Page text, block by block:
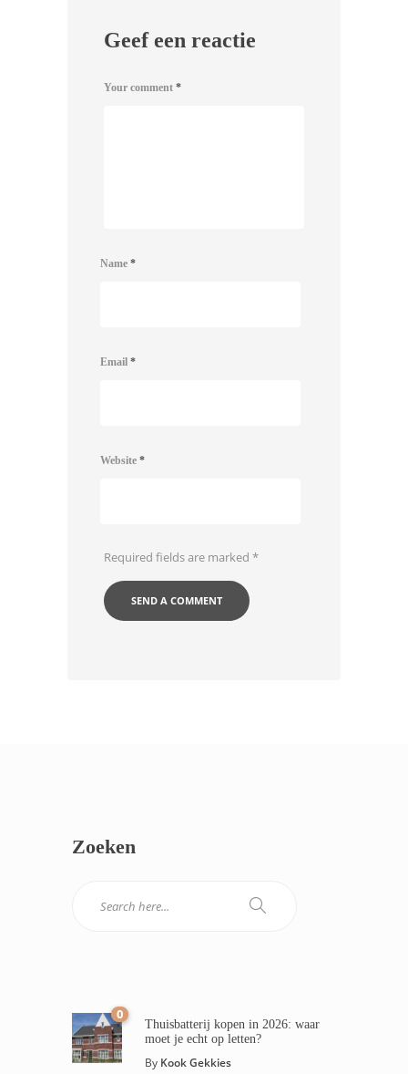
Geef een reactie
Your comment *
Name *
Email *
Website *
Required fields are marked *
Zoeken
0
Thuisbatterij kopen in 2026: waar
moet je echt op letten?
By Kook Gekkies